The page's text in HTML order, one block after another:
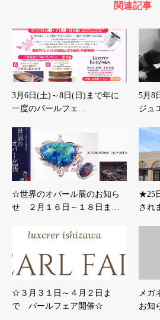
関連記事
3月6日(土)～8日(日)まで年に
一度のパールフェ…
5月8
ジュ
☆世界のオパール展のお知ら
せ ２月１６日～１８日ま…
★25
され
☆３月３１日～４月２日ま
で パールフェア開催☆
メガ
お知